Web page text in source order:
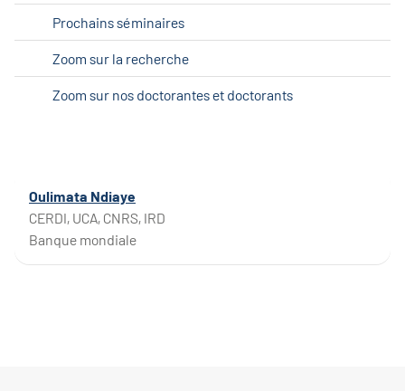
Prochains séminaires
Zoom sur la recherche
Zoom sur nos doctorantes et doctorants
Oulimata Ndiaye
CERDI, UCA, CNRS, IRD
Banque mondiale